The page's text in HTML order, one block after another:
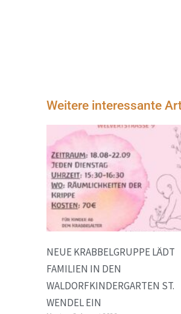
Weitere interessante
NEUE KRABBELGRUPPE LÄDT
FAMILIEN IN DEN
WALDORFKINDERGARTEN ST.
WENDEL EIN